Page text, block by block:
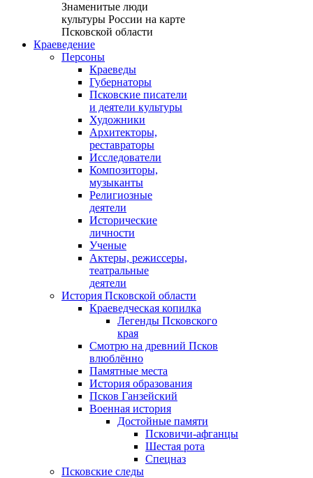
Знаменитые люди
культуры России на карте
Псковской области
Краеведение
Персоны
Краеведы
Губернаторы
Псковские писатели
и деятели культуры
Художники
Архитекторы,
реставраторы
Исследователи
Композиторы,
музыканты
Религиозные
деятели
Исторические
личности
Ученые
Актеры, режиссеры,
театральные
деятели
История Псковской области
Краеведческая копилка
Легенды Псковского
края
Смотрю на древний Псков
влюблённо
Памятные места
История образования
Псков Ганзейский
Военная история
Достойные памяти
Псковичи-афганцы
Шестая рота
Спецназ
Псковские следы